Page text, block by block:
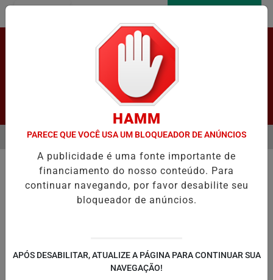
Pesquisar Notícia
ENFRENTAM GRANDES FILAS NOS POSTOS DE VACINAÇÃO
EM ALTA
MENU
HAMM
PARECE QUE VOCÊ USA UM BLOQUEADOR DE ANÚNCIOS
A publicidade é uma fonte importante de
financiamento do nosso conteúdo. Para
continuar navegando, por favor desabilite seu
bloqueador de anúncios.
APÓS DESABILITAR, ATUALIZE A PÁGINA PARA CONTINUAR SUA
NAVEGAÇÃO!